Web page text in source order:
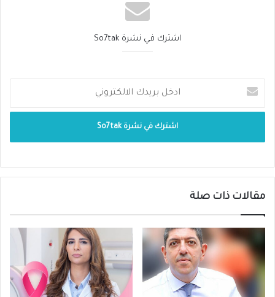
واللاعبين والمرضى خدمات عالية الجودة عند
السهل على المشجعين الحصول على الرعاية
الصحية اللازمة.
العدد الهائل من ضيوف الدولة؟
الاستجابة لاحتياجات الأعداد المتزايدة من الزوار من
مشجعي كأس العالم في قطر، بالإضافة إلى ذلك
، تمكنا من الاستمرار في تقديم مجموعة كاملة
من الخدمات الصحية المعتادة للسكان من
اشترك في نشرة So7tak
مقالات ذات صلة